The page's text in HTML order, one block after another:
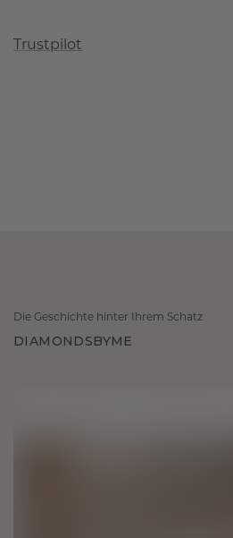
Trustpilot
Die Geschichte hinter Ihrem Schatz
DIAMONDSBYME